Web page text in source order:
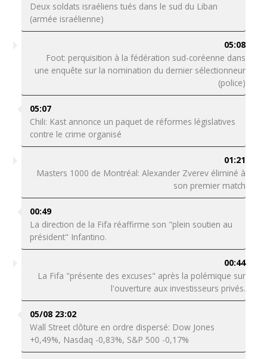
Deux soldats israéliens tués dans le sud du Liban
(armée israélienne)
05:08
Foot: perquisition à la fédération sud-coréenne dans
une enquête sur la nomination du dernier sélectionneur
(police)
05:07
Chili: Kast annonce un paquet de réformes législatives
contre le crime organisé
01:21
Masters 1000 de Montréal: Alexander Zverev éliminé à
son premier match
00:49
La direction de la Fifa réaffirme son "plein soutien au
président" Infantino.
00:44
La Fifa "présente des excuses" après la polémique sur
l'ouverture aux investisseurs privés.
05/08 23:02
Wall Street clôture en ordre dispersé: Dow Jones
+0,49%, Nasdaq -0,83%, S&P 500 -0,17%